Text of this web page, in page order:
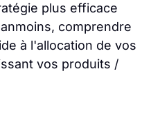
plus efficace
comprendre
à l'allocation de vos
vos produits /